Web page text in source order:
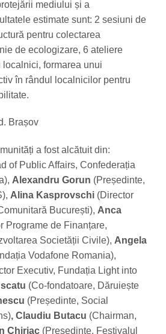
mediului și a
estimate sunt: 2 sesiuni de
pentru colectarea
de ecologizare, 6 ateliere
formarea unui
în rândul localnicilor pentru
Brașov
a fost alcătuit din:
of Public Affairs, Confederația
Alexandru Gorun (Președinte,
Alina Kasprovschi (Director
București), Anca
Programe de Finanțare,
Societății Civile), Angela
Vodafone Romania),
Executiv, Fundația Light into
(Co-fondatoare, Dăruiește
(Președinte, Social
, Claudiu Butacu (Chairman,
Chiriac (Președinte, Festivalul